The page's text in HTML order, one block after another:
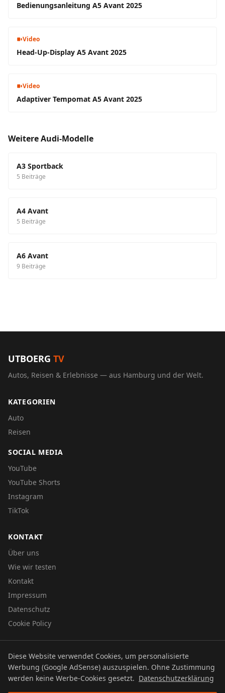
Bedienungsanleitung A5 Avant 2025
Video
Head-Up-Display A5 Avant 2025
Video
Adaptiver Tempomat A5 Avant 2025
Weitere Audi-Modelle
A3 Sportback
5 Beiträge
A4 Avant
5 Beiträge
A6 Avant
9 Beiträge
UTBOERG TV
Autos, Reisen & Erlebnisse — aus Hamburg und der Welt.
KATEGORIEN
Auto
Reisen
SOCIAL MEDIA
YouTube
YouTube Shorts
Instagram
TikTok
KONTAKT
Über uns
Wie wir testen
Kontakt
Impressum
Datenschutz
Cookie Policy
© 2026 UTBOERG TV
DatenschutzImpressumCookie Policy
Diese Website verwendet Cookies, um personalisierte
Werbung (Google AdSense) auszuspielen. Ohne Zustimmung
werden keine Werbe-Cookies gesetzt. Datenschutzerklärung